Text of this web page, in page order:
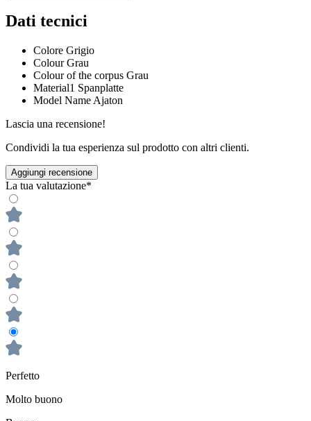
Dati tecnici
Colore Grigio
Colour Grau
Colour of the corpus Grau
Material1 Spanplatte
Model Name Ajaton
Lascia una recensione!
Condividi la tua esperienza sul prodotto con altri clienti.
Aggiungi recensione
La tua valutazione*
Perfetto
Molto buono